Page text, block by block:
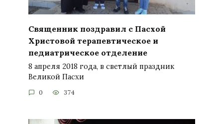
Священник поздравил с Пасхой
Христовой терапевтическое и
педиатрическое отделение
8 апреля 2018 года, в светлый праздник
Великой Пасхи
0 374